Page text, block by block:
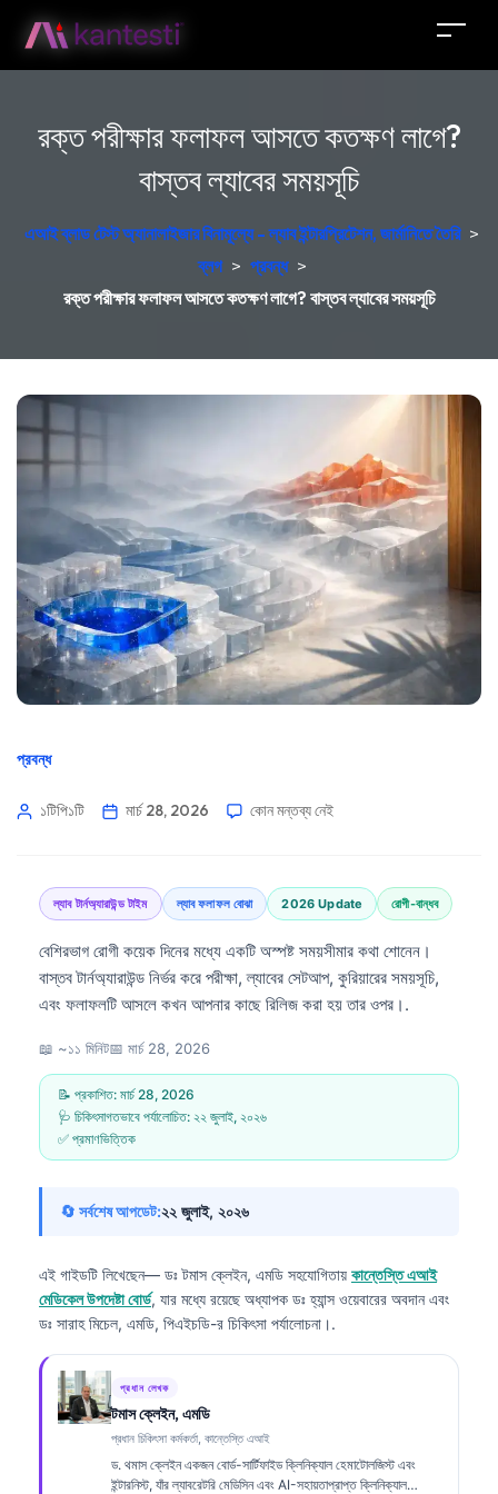
রক্ত পরীক্ষার ফলাফল আসতে কতক্ষণ লাগে?
বাস্তব ল্যাবের সময়সূচি
এআই ব্লাড টেস্ট অ্যানালাইজার বিনামূল্যে - ল্যাব ইন্টারপ্রিটেশন, জার্মানিতে তৈরি >
ব্লগ > প্রবন্ধ >
রক্ত পরীক্ষার ফলাফল আসতে কতক্ষণ লাগে? বাস্তব ল্যাবের সময়সূচি
প্রবন্ধ
১টিপি১টি মার্চ 28, 2026 কোন মন্তব্য নেই
ল্যাব টার্নঅ্যারাউন্ড টাইম ল্যাব ফলাফল বোঝা 2026 Update রোগী-বান্ধব
বেশিরভাগ রোগী কয়েক দিনের মধ্যে একটি অস্পষ্ট সময়সীমার কথা শোনেন।
বাস্তব টার্নঅ্যারাউন্ড নির্ভর করে পরীক্ষা, ল্যাবের সেটআপ, কুরিয়ারের সময়সূচি,
এবং ফলাফলটি আসলে কখন আপনার কাছে রিলিজ করা হয় তার ওপর।.
📖 ~১১ মিনিট📅 মার্চ 28, 2026
📝 প্রকাশিত: মার্চ 28, 2026
🩺 চিকিৎসাগতভাবে পর্যালোচিত: ২২ জুলাই, ২০২৬
✅ প্রমাণভিত্তিক
🔄 সর্বশেষ আপডেট:২২ জুলাই, ২০২৬
এই গাইডটি লিখেছেন— ডঃ টমাস ক্লেইন, এমডি সহযোগিতায় কান্তেস্তি এআই
মেডিকেল উপদেষ্টা বোর্ড, যার মধ্যে রয়েছে অধ্যাপক ডঃ হ্যান্স ওয়েবারের অবদান এবং
ডঃ সারাহ মিচেল, এমডি, পিএইচডি-র চিকিৎসা পর্যালোচনা।.
প্রধান লেখক
টমাস ক্লেইন, এমডি
প্রধান চিকিৎসা কর্মকর্তা, কান্তেস্তি এআই
ড. থমাস ক্লেইন একজন বোর্ড-সার্টিফাইড ক্লিনিক্যাল হেমাটোলজিস্ট এবং
ইন্টারনিস্ট, যাঁর ল্যাবরেটরি মেডিসিন এবং AI-সহায়তাপ্রাপ্ত ক্লিনিক্যাল